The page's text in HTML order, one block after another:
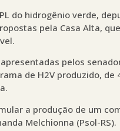
do hidrogênio verde,
pela Casa Alta,
pelos
de H2V produzido,
a produção de um
Melchionna (Psol-RS).